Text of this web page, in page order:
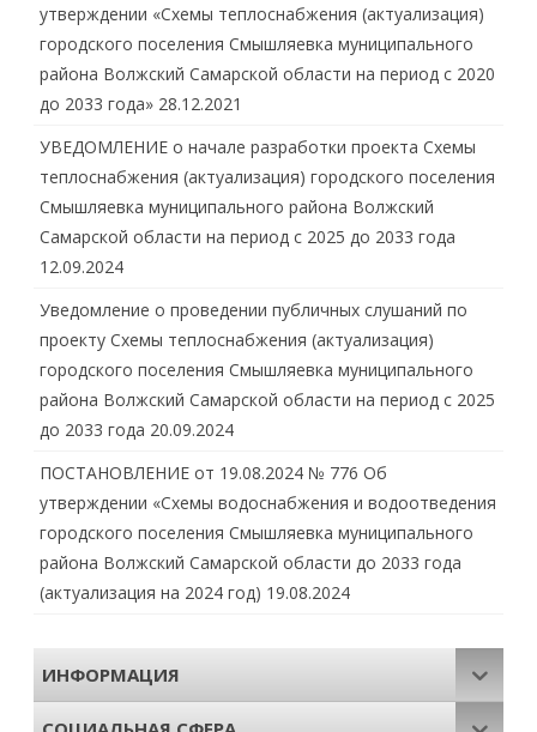
утверждении «Схемы теплоснабжения (актуализация)
городского поселения Смышляевка муниципального
района Волжский Самарской области на период с 2020
до 2033 года» 28.12.2021
УВЕДОМЛЕНИЕ о начале разработки проекта Схемы
теплоснабжения (актуализация) городского поселения
Смышляевка муниципального района Волжский
Самарской области на период с 2025 до 2033 года
12.09.2024
Уведомление о проведении публичных слушаний по
проекту Схемы теплоснабжения (актуализация)
городского поселения Смышляевка муниципального
района Волжский Самарской области на период с 2025
до 2033 года 20.09.2024
ПОСТАНОВЛЕНИЕ от 19.08.2024 № 776 Об
утверждении «Схемы водоснабжения и водоотведения
городского поселения Смышляевка муниципального
района Волжский Самарской области до 2033 года
(актуализация на 2024 год) 19.08.2024
ИНФОРМАЦИЯ